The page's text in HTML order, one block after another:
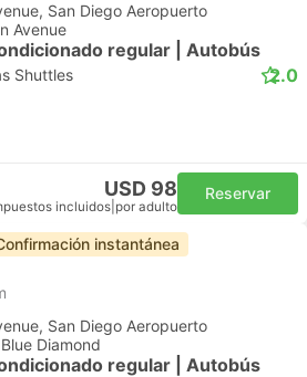
San Diego Aeropuerto
Avenue
regular | Autobús
Shuttles 2.0
USD 98
incluidos por adulto
Reservar
instantánea
San Diego Aeropuerto
Diamond
regular | Autobús